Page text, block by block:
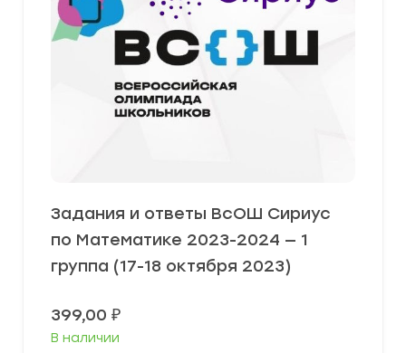
Задания и ответы ВсОШ Сириус
по Математике 2023-2024 — 1
группа (17-18 октября 2023)
399,00 ₽
В наличии